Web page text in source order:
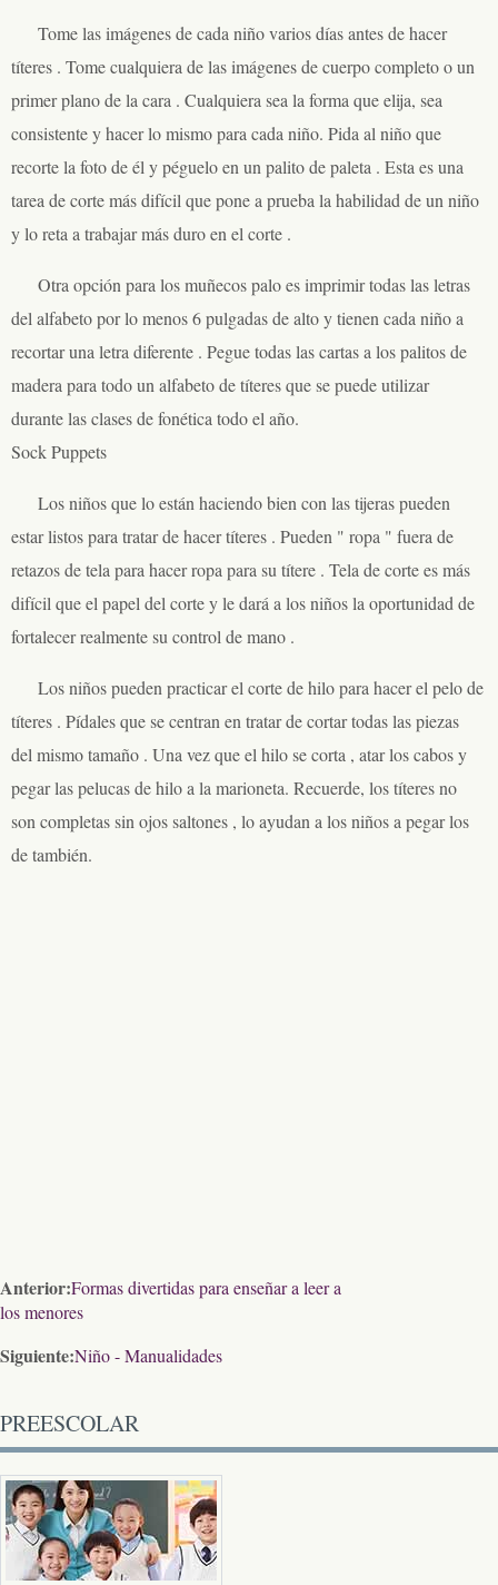
Tome las imágenes de cada niño varios días antes de hacer
títeres . Tome cualquiera de las imágenes de cuerpo completo o un
primer plano de la cara . Cualquiera sea la forma que elija, sea
consistente y hacer lo mismo para cada niño. Pida al niño que
recorte la foto de él y péguelo en un palito de paleta . Esta es una
tarea de corte más difícil que pone a prueba la habilidad de un niño
y lo reta a trabajar más duro en el corte .
Otra opción para los muñecos palo es imprimir todas las letras
del alfabeto por lo menos 6 pulgadas de alto y tienen cada niño a
recortar una letra diferente . Pegue todas las cartas a los palitos de
madera para todo un alfabeto de títeres que se puede utilizar
durante las clases de fonética todo el año.
Sock Puppets
Los niños que lo están haciendo bien con las tijeras pueden
estar listos para tratar de hacer títeres . Pueden " ropa " fuera de
retazos de tela para hacer ropa para su títere . Tela de corte es más
difícil que el papel del corte y le dará a los niños la oportunidad de
fortalecer realmente su control de mano .
Los niños pueden practicar el corte de hilo para hacer el pelo de
títeres . Pídales que se centran en tratar de cortar todas las piezas
del mismo tamaño . Una vez que el hilo se corta , atar los cabos y
pegar las pelucas de hilo a la marioneta. Recuerde, los títeres no
son completas sin ojos saltones , lo ayudan a los niños a pegar los
de también.
Anterior:Formas divertidas para enseñar a leer a
los menores
Siguiente:Niño - Manualidades
PREESCOLAR